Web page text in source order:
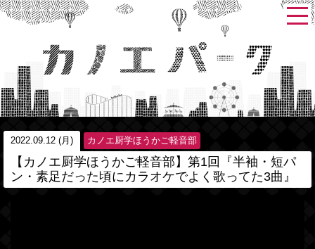
2022.09.12 (月) カノエ厨学ほうかご軽音部
【カノエ厨学ほうかご軽音部】第1回『半袖・短パ
ン・素足だった頃にカラオケでよく歌ってた3曲』